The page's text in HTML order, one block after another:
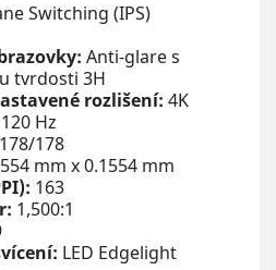
Switching (IPS)
Anti-glare s
tvrdosti 3H
rozlišení: 4K
Hz
178/178
mm x 0.1554 mm
163
1,500:1
LED Edgelight